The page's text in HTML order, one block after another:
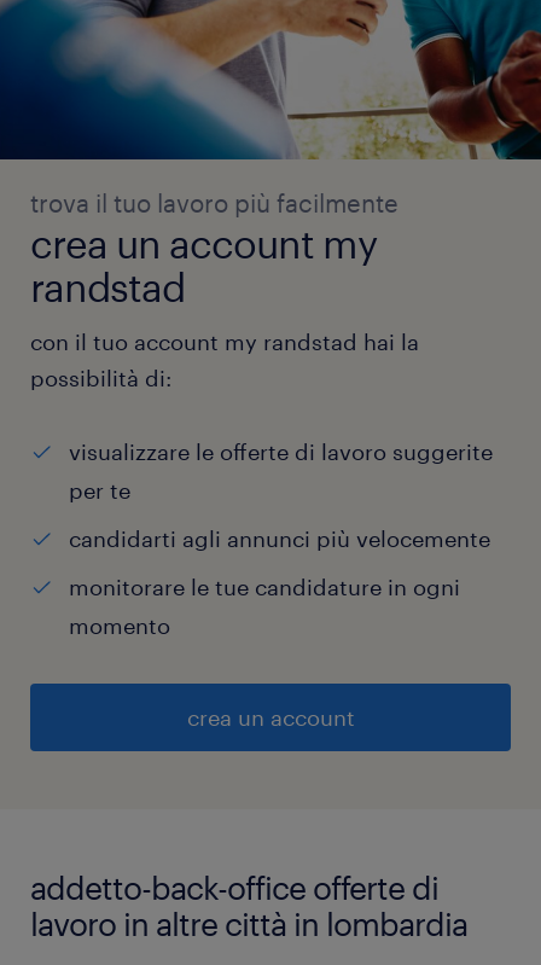
trova il tuo lavoro più facilmente
crea un account my
randstad
con il tuo account my randstad hai la
possibilità di:
visualizzare le offerte di lavoro suggerite
per te
candidarti agli annunci più velocemente
monitorare le tue candidature in ogni
momento
crea un account
addetto-back-office offerte di
lavoro in altre città in lombardia